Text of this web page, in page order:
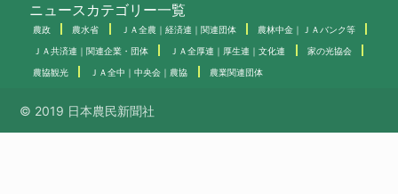
ニュースカテゴリー一覧
農政 農水省 ＪＡ全農｜経済連｜関連団体 農林中金｜ＪＡバンク等
ＪＡ共済連｜関連企業・団体 ＪＡ全厚連｜厚生連｜文化連 家の光協会
農協観光 ＪＡ全中｜中央会｜農協 農業関連団体
© 2019 日本農民新聞社